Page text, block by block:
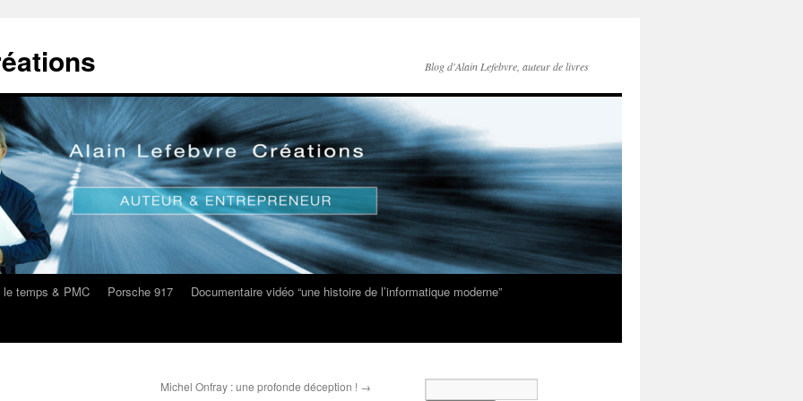
Blog d'Alain Lefebvre, auteur de livres
le temps & PMC Porsche 917
Documentaire vidéo “une histoire de l’informatique moderne”
Michel Onfray : une profonde déception ! →